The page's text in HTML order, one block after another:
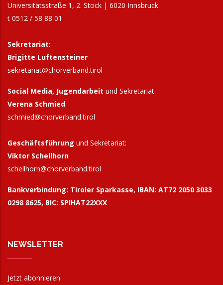
Universitätsstraße 1, 2. Stock | 6020 Innsbruck
t 0512 / 58 88 01
Sekretariat:
Brigitte Luftensteiner
sekretariat@chorverband.tirol
Social Media, Jugendarbeit und Sekretariat:
Verena Schmied
schmied@chorverband.tirol
Geschäftsführung und Sekretariat:
Viktor Schellhorn
schellhorn@chorverband.tirol
Bankverbindung: Tiroler Sparkasse, IBAN: AT72 2050 3033
0298 8625, BIC: SPIHAT22XXX
NEWSLETTER
Jetzt abonnieren